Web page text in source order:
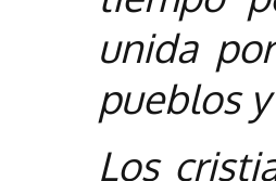
unida
pueblos
Los